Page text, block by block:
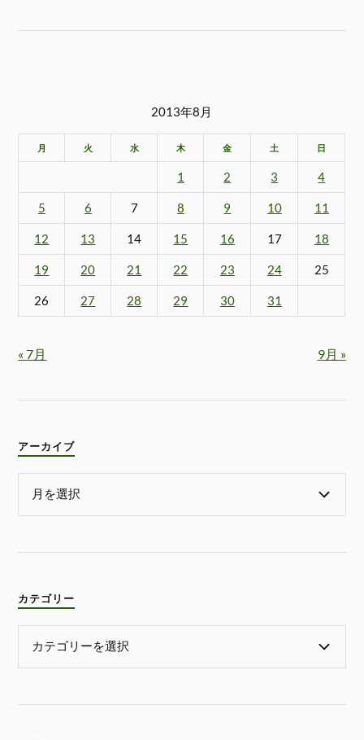
2013年8月
月 火 水 木 金 土 日
1 2 3 4
5 6 7 8 9 10 11
12 13 14 15 16 17 18
19 20 21 22 23 24 25
26 27 28 29 30 31
« 7月 9月 »
アーカイブ
カテゴリー